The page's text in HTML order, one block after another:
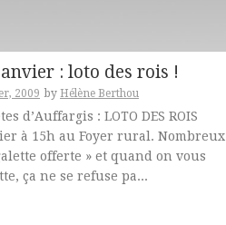
: loto des rois !
2009 by Hélène Berthou
d’Auffargis : LOTO DES ROIS
à 15h au Foyer rural. Nombreux
offerte » et quand on vous
ça ne se refuse pa...